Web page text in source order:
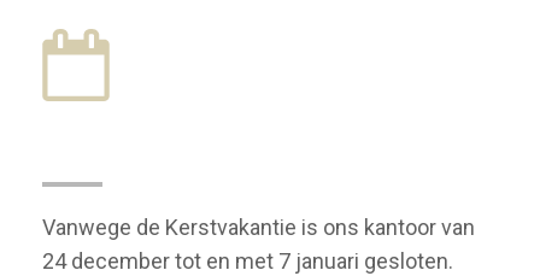
Vanwege de Kerstvakantie is ons kantoor van
24 december tot en met 7 januari gesloten.